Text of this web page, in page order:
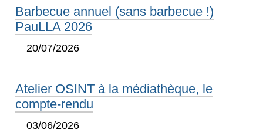
Barbecue annuel (sans barbecue !)
PauLLA 2026
20/07/2026
Atelier OSINT à la médiathèque, le
compte-rendu
03/06/2026